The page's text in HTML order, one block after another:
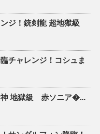
ジ！銃剣龍 超地獄級
チャレンジ！コシュま
神 地獄級 赤ソニア�...